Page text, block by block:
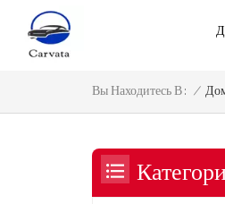
Вы Находитесь В : /